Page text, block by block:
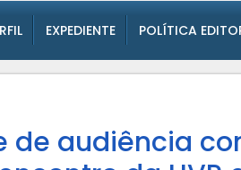
EXPEDIENTE POLÍTICA
de audiência